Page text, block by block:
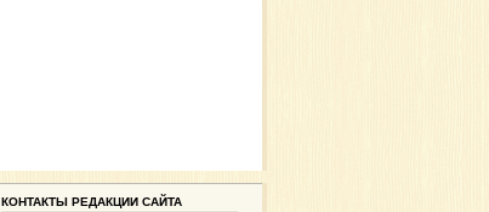
КОНТАКТЫ РЕДАКЦИИ САЙТА